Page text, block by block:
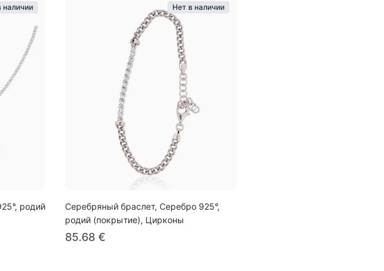
наличии
родий
Нет в наличии
Серебряный браслет, Серебро 925°,
родий (покрытие), Цирконы
85.68 €